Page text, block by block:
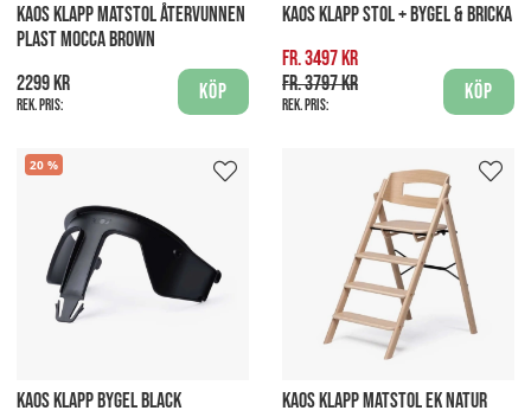
KAOS KLAPP MATSTOL ÅTERVUNNEN
PLAST MOCCA BROWN
2299 kr
Rek. pris:
Köp
KAOS KLAPP STOL + BYGEL & BRICKA
fr. 3497 kr
fr. 3797 kr
Rek. pris:
Köp
20
KAOS KLAPP BYGEL BLACK
KAOS KLAPP MATSTOL EK NATUR